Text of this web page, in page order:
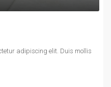
adipiscing elit. Duis mollis